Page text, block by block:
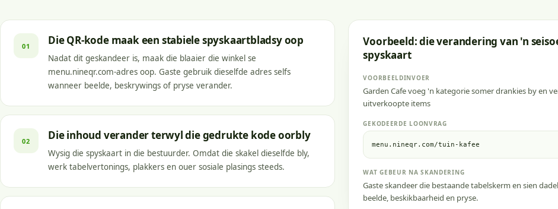
01 Die QR-kode maak een stabiele spyskaartbladsy oop
Nadat dit geskandeer is, maak die blaaier die winkel se
menu.nineqr.com-adres oop. Gaste gebruik dieselfde adres selfs
wanneer beelde, beskrywings of pryse verander.
02 Die inhoud verander terwyl die gedrukte kode oorbly
Wysig die spyskaart in die bestuurder. Omdat die skakel dieselfde bly,
werk tabelvertonings, plakkers en ouer sosiale plasings steeds.
Voorbeeld: die verandering van 'n
spyskaart
VOORBEELDINVOER
Garden Cafe voeg 'n kategorie somer drankies by en
uitverkoopte items
GEKODEERDE LOONVRAG
menu.nineqr.com/tuin-kafee
WAT GEBEUR NA SKANDERING
Gaste skandeer die bestaande tabelskerm en sien
beelde, beskikbaarheid en pryse.